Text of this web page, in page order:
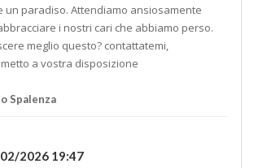
un paradiso. Attendiamo ansiosamente
i nostri cari che abbiamo perso.
meglio questo? contattatemi,
a vostra disposizione
Spalenza
2026 19:47